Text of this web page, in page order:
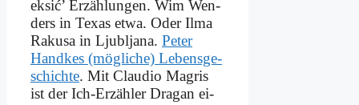
ek­sić’ Er­zäh­lun­gen. Wim Wen­
ders in Te­xas et­wa. Oder Il­ma
Ra­ku­sa in Ljublja­na. Pe­ter
Hand­kes (mög­li­che) Le­bens­ge­
schich­te. Mit Clau­dio Magris
ist der Ich-Er­zäh­ler Dra­gan ei­